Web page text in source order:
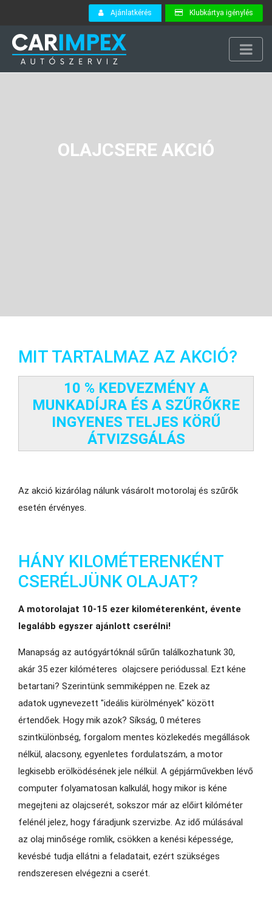
Ajánlatkérés Klubkártya igénylés
OLAJCSERE AKCIÓ
MIT TARTALMAZ AZ AKCIÓ?
10 % KEDVEZMÉNY A
MUNKADÍJRA ÉS A SZŰRŐKRE
INGYENES TELJES KÖRŰ
ÁTVIZSGÁLÁS
Az akció kizárólag nálunk vásárolt motorolaj és szűrők
esetén érvényes.
HÁNY KILOMÉTERENKÉNT
CSERÉLJÜNK OLAJAT?
A motorolajat 10-15 ezer kilométerenként, évente
legalább egyszer ajánlott cserélni!
Manapság az autógyártóknál sűrűn találkozhatunk 30,
akár 35 ezer kilóméteres olajcsere periódussal. Ezt kéne
betartani? Szerintünk semmiképpen ne. Ezek az
adatok ugynevezett "ideális kürölmények" között
értendőek. Hogy mik azok? Síkság, 0 méteres
szintkülönbség, forgalom mentes közlekedés megállások
nélkül, alacsony, egyenletes fordulatszám, a motor
legkisebb erölködésének jele nélkül. A gépjárművekben lévő
computer folyamatosan kalkulál, hogy mikor is kéne
megejteni az olajcserét, sokszor már az előirt kilóméter
felénél jelez, hogy fáradjunk szervizbe. Az idő múlásával
az olaj minősége romlik, csökken a kenési képessége,
kevésbé tudja ellátni a feladatait, ezért szükséges
rendszeresen elvégezni a cserét.